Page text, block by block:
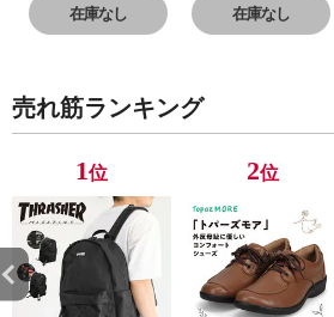
フォーム ローカ
ット Fresh Foam
在庫なし
フォーム ローカ
ット Fresh Foam
在庫なし
売れ筋ランキング
1位 2位